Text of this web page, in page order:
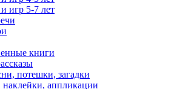
игр 5-7 лет
книги
потешки, загадки
наклейки, аппликации